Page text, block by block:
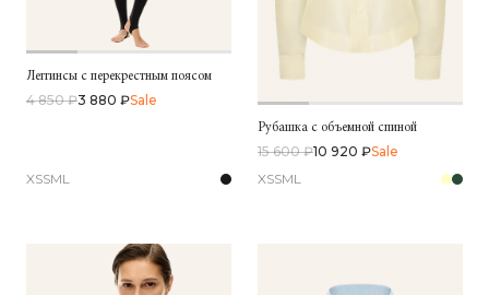
Леггинсы с перекрестным поясом
4 850 ₽3 880 ₽Sale
XSSML
Рубашка с объемной спиной
15 600 ₽10 920 ₽Sale
XSSML